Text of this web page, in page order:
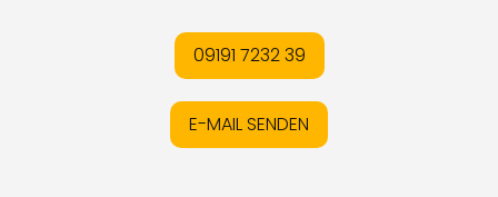
09191 7232 39
E-MAIL SENDEN